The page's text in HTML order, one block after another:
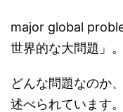
major global
世界的な大問題」。
どんな問題なのか
述べられています。